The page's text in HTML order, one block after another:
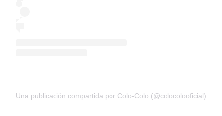
Una publicación compartida por Colo-Colo (@colocolooficial)